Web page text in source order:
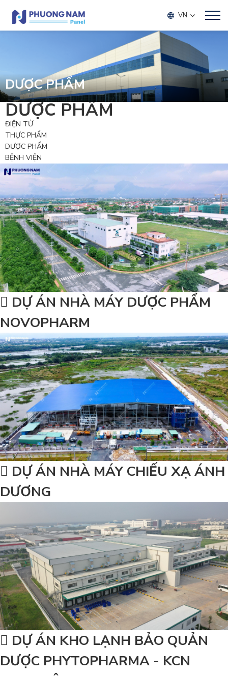
VN
DƯỢC PHẨM
DƯỢC PHẨM
ĐIỆN TỬ
THỰC PHẨM
DƯỢC PHẨM
BỆNH VIỆN
DỰ ÁN NHÀ MÁY DƯỢC PHẨM
NOVOPHARM
DỰ ÁN NHÀ MÁY CHIẾU XẠ ÁNH
DƯƠNG
DỰ ÁN KHO LẠNH BẢO QUẢN
DƯỢC PHYTOPHARMA - KCN